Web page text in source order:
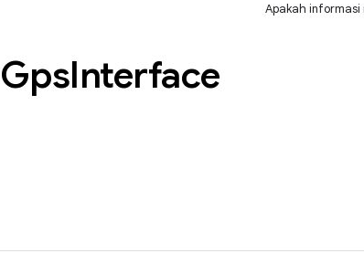
Apakah informasi
Interface